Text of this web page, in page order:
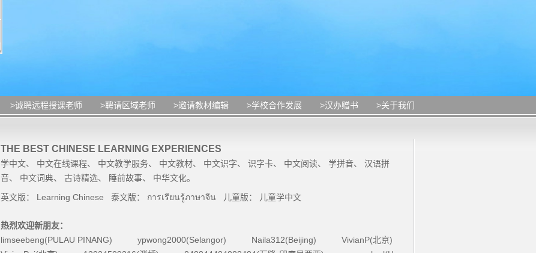
>诚聘远程授课老师 >聘请区域老师 >邀请教材编辑 >学校合作发展 >汉办赠书 >关于我们
THE BEST CHINESE LEARNING EXPERIENCES
学中文、 中文在线课程、 中文教学服务、 中文教材、 中文识字、 识字卡、 中文阅读、 学拼音、 汉语拼
音、 中文词典、 古诗精选、 睡前故事、 中华文化。
英文版： Learning Chinese 泰文版： การเรียนรู้ภาษาจีน 儿童版： 儿童学中文
热烈欢迎新朋友：
limseebeng(PULAU PINANG)
ypwong2000(Selangor) Naila312(Beijing)
VivianP(北京)